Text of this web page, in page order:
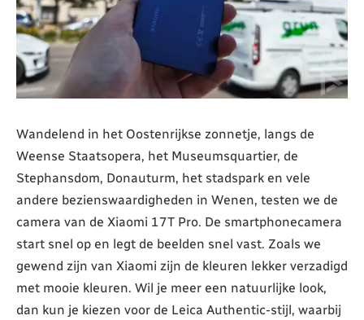
Wandelend in het Oostenrijkse zonnetje, langs de
Weense Staatsopera, het Museumsquartier, de
Stephansdom, Donauturm, het stadspark en vele
andere bezienswaardigheden in Wenen, testen we de
camera van de Xiaomi 17T Pro. De smartphonecamera
start snel op en legt de beelden snel vast. Zoals we
gewend zijn van Xiaomi zijn de kleuren lekker verzadigd
met mooie kleuren. Wil je meer een natuurlijke look,
dan kun je kiezen voor de Leica Authentic-stijl, waarbij